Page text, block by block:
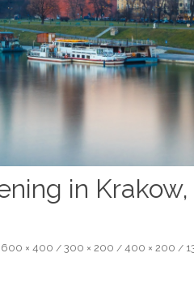
in Krakow,
600 × 400 / 300 × 200 / 400 × 200 /